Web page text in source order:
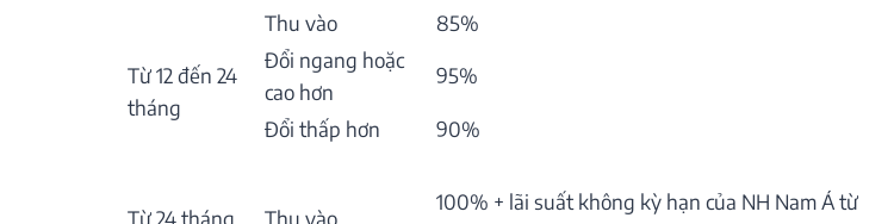
Từ 12 đến 24
tháng
Thu vào
85%
Đổi ngang hoặc
cao hơn
95%
Đổi thấp hơn 90%
Từ 24 tháng
Thu vào
100% + lãi suất không kỳ hạn của NH Nam Á từ